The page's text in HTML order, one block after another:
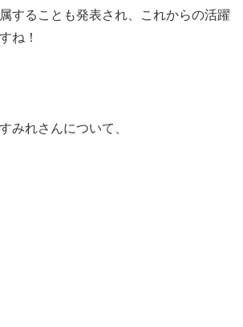
することも発表され、これからの活躍
ね！
みれさんについて、